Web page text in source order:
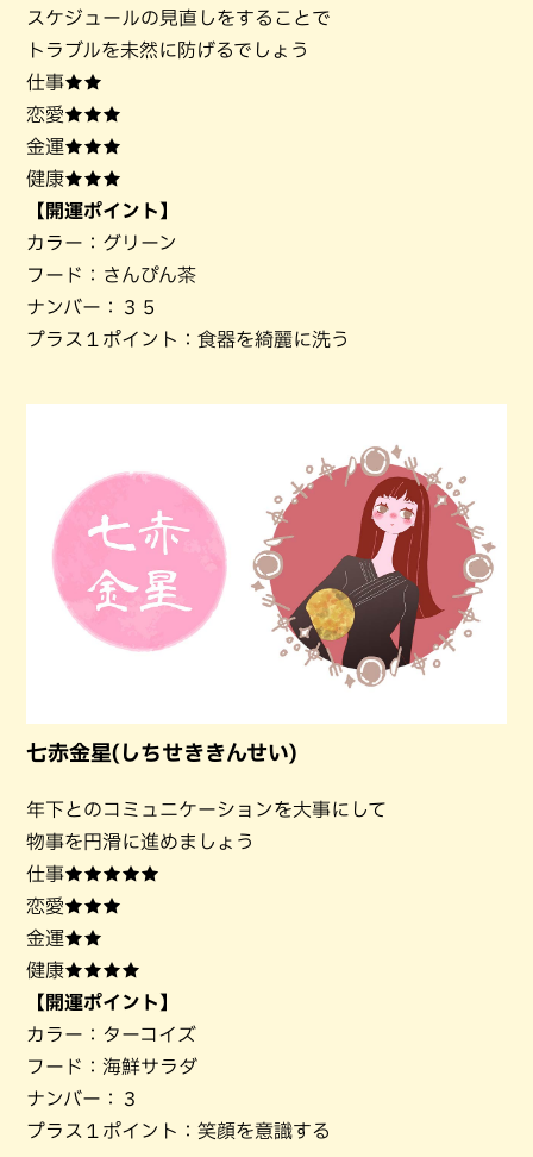
スケジュールの見直しをすることで
トラブルを未然に防げるでしょう
仕事★★
恋愛★★★
金運★★★
健康★★★
【開運ポイント】
カラー：グリーン
フード：さんぴん茶
ナンバー：３５
プラス１ポイント：食器を綺麗に洗う
七赤金星(しちせききんせい)
年下とのコミュニケーションを大事にして
物事を円滑に進めましょう
仕事★★★★★
恋愛★★★
金運★★
健康★★★★
【開運ポイント】
カラー：ターコイズ
フード：海鮮サラダ
ナンバー：３
プラス１ポイント：笑顔を意識する